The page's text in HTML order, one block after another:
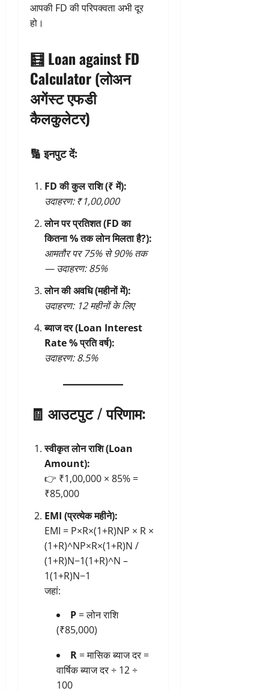
आपकी FD की परिपक्वता अभी दूर
हो।
🧮Loan against FD
Calculator (लोअन
अगेंस्ट एफडी
कैलकुलेटर)
🔢 इनपुट दें:
FD की कुल राशि (₹ में):
उदाहरण: ₹1,00,000
लोन पर प्रतिशत (FD का
कितना % तक लोन मिलता है?):
आमतौर पर 75% से 90% तक
— उदाहरण: 85%
लोन की अवधि (महीनों में):
उदाहरण: 12 महीनों के लिए
ब्याज दर (Loan Interest
Rate % प्रति वर्ष):
उदाहरण: 8.5%
🧾 आउटपुट / परिणाम:
स्वीकृत लोन राशि (Loan
Amount):
👉 ₹1,00,000 × 85% =
₹85,000
EMI (प्रत्येक महीने):
EMI = P×R×(1+R)NP × R ×
(1+R)^NP×R×(1+R)N /
(1+R)N−1(1+R)^N –
1(1+R)N−1
जहां:
P = लोन राशि
(₹85,000)
R = मासिक ब्याज दर =
वार्षिक ब्याज दर ÷ 12 ÷
100